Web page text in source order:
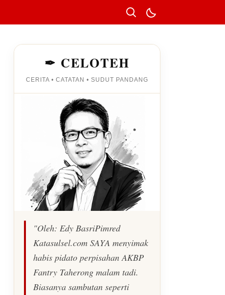
✒ CELOTEH
CERITA • CATATAN • SUDUT PANDANG
"Oleh: Edy BasriPimred
Katasulsel.com SAYA menyimak
habis pidato perpisahan AKBP
Fantry Taherong malam tadi.
Biasanya sambutan seperti